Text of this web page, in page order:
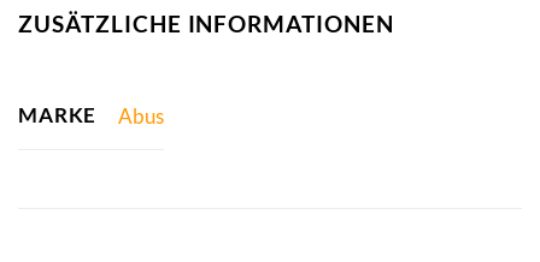
ZUSÄTZLICHE INFORMATIONEN
MARKE Abus